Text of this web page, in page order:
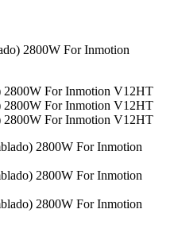
2800W For Inmotion